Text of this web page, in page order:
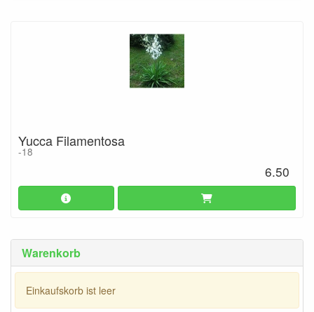
Warenkorb
Einkaufskorb ist leer
Yucca Filamentosa
-18
6.50